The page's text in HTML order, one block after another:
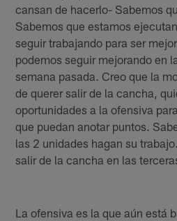
cansan de hacerlo- Sabemos
Sabemos que estamos
seguir trabajando para ser
podemos seguir mejorando en
semana pasada. Creo que la
de querer salir de la cancha,
oportunidades a la ofensiva
que puedan anotar puntos.
las 2 unidades hagan su
salir de la cancha en las
La ofensiva es la que aún está